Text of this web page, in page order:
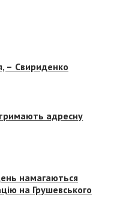
– Свириденко
адресну
намагаються
на Грушевського